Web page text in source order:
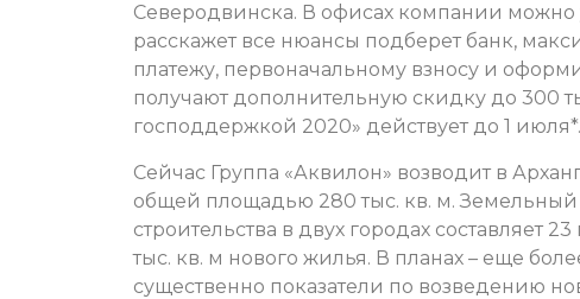
Северодвинска. В офисах компании
расскажет все нюансы подберет банк,
платежу, первоначальному взносу и
получают дополнительную скидку до 300
господдержкой 2020» действует до 1 июля*.
Сейчас Группа «Аквилон» возводит в
общей площадью 280 тыс. кв. м.
строительства в двух городах составляет
тыс. кв. м нового жилья. В планах – еще
существенно показатели по возведению